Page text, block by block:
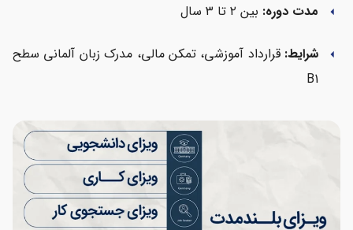
arrow_left مدت دوره: بین ۲ تا ۳ سال
arrow_left شرایط: قرارداد آموزشی، تمکن مالی، مدرک زبان آلمانی سطح
B1